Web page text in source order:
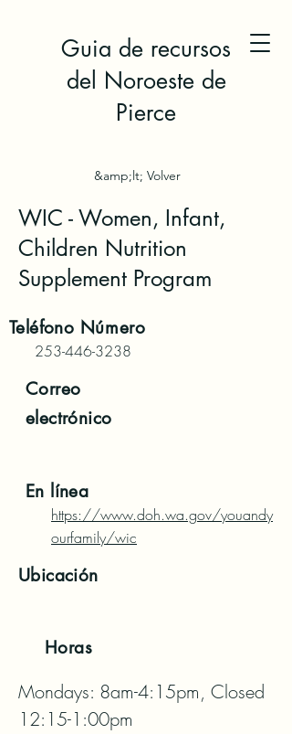
Guia de recursos
del Noroeste de
Pierce
&amp;lt; Volver
WIC - Women, Infant,
Children Nutrition
Supplement Program
Teléfono Número
253-446-3238
Correo
electrónico
En línea
https://www.doh.wa.gov/youandy
ourfamily/wic
Ubicación
Horas
Mondays: 8am-4:15pm, Closed
12:15-1:00pm